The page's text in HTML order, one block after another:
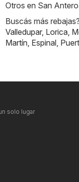
Otros en San
Buscás más
Valledupar, Lorica,
Martín, Espinal,
solo lugar